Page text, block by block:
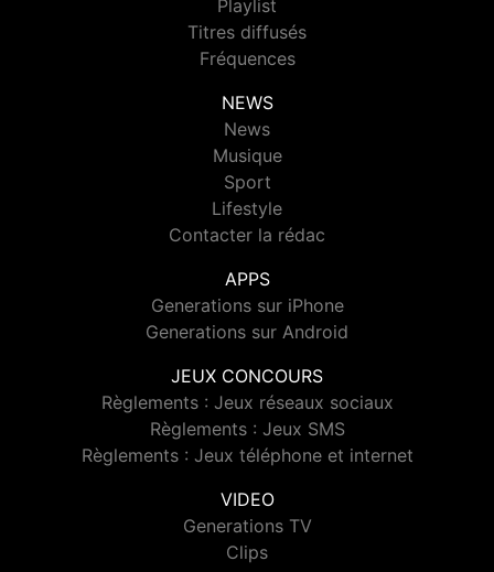
Playlist
Titres diffusés
Fréquences
NEWS
News
Musique
Sport
Lifestyle
Contacter la rédac
APPS
Generations sur iPhone
Generations sur Android
JEUX CONCOURS
Règlements : Jeux réseaux sociaux
Règlements : Jeux SMS
Règlements : Jeux téléphone et internet
VIDEO
Generations TV
Clips